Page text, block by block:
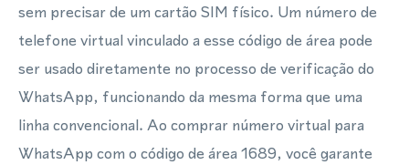
sem precisar de um cartão SIM físico. Um número de
telefone virtual vinculado a esse código de área pode
ser usado diretamente no processo de verificação do
WhatsApp, funcionando da mesma forma que uma
linha convencional. Ao comprar número virtual para
WhatsApp com o código de área 1689, você garante